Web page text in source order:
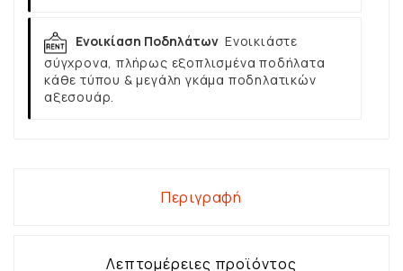
Ενοικίαση Ποδηλάτων Ενοικιάστε
σύγχρονα, πλήρως εξοπλισμένα ποδήλατα
κάθε τύπου & μεγάλη γκάμα ποδηλατικών
αξεσουάρ.
Περιγραφή
Λεπτομέρειες προϊόντος